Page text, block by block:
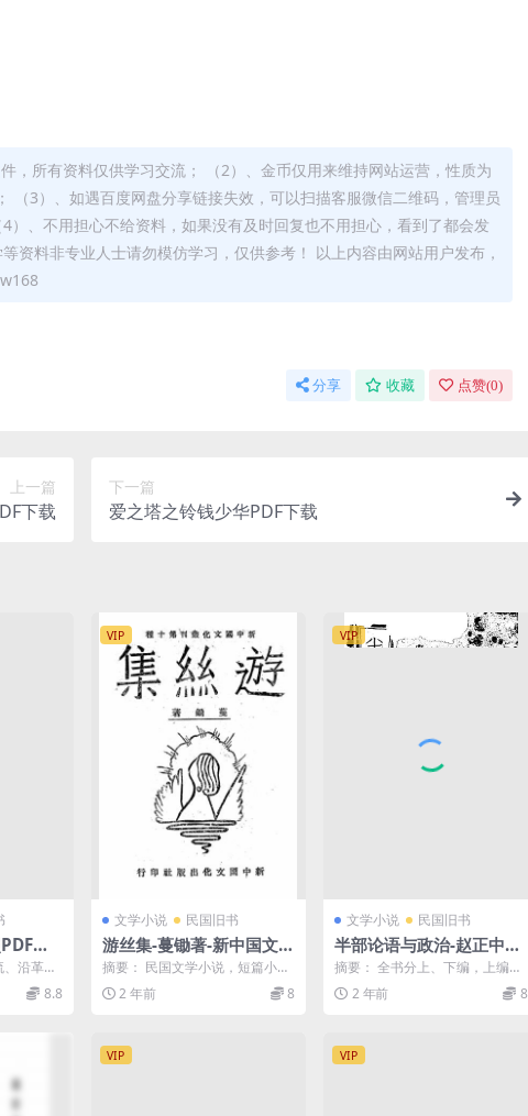
，所有资料仅供学习交流； （2）、金币仅用来维持网站运营，性质为
（3）、如遇百度网盘分享链接失效，可以扫描客服微信二维码，管理员
、不用担心不给资料，如果没有及时回复也不用担心，看到了都会发
资料非专业人士请勿模仿学习，仅供参考！ 以上内容由网站用户发布，
分享 收藏 点赞(0)
上一篇
下载
下一篇
爱之塔之铃钱少华PDF下载
下
料沿革及
只及弟
...
8.8
VIP
文学小说 民国旧书
游丝集-蔓锄著-新中国文化
出版社
摘要： 民国文学小说，短篇小说
集 截图：
2 年前 8
VIP
文学小说 民国旧书
半部论语与政治-赵正中编
辑-艺新图书社
摘要： 全书分上、下编，上编为
基本修养，汇集《论语》语录11
2则并加以解释；下编...
2 年前 8
VIP VIP